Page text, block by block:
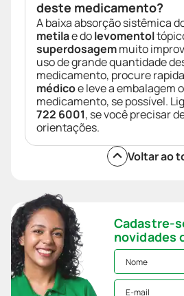
deste medicamento?
A baixa absorção sistêmica
metilae dolevomentol
superdosagemmuito
uso de grande quantidade
medicamento, procure
médicoe leve a embalagem
medicamento, se possível.
722 6001, se você precisar
orientações.
Voltar ao
Cadastre-
novidades